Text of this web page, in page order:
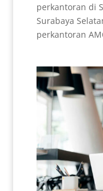
perkantoran di
Surabaya
perkantoran